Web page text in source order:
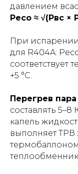
давлением
Peco ≈ √(Pвс ×
При испарении
для R404A:
соответствует
+5 °C.
Перегрев
составлять 5–8
капель
выполняет ТРВ